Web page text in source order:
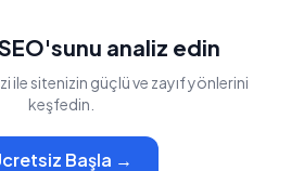
analiz edin
ile sitenizin güçlü ve zayıf yönlerini
keşfedin.
Başla →